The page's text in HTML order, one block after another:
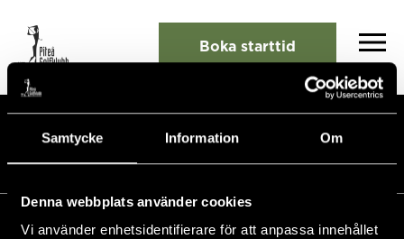
Samtycke Information Om
Denna webbplats använder cookies
Vi använder enhetsidentifierare för att anpassa innehållet
Boka starttid
Kalender